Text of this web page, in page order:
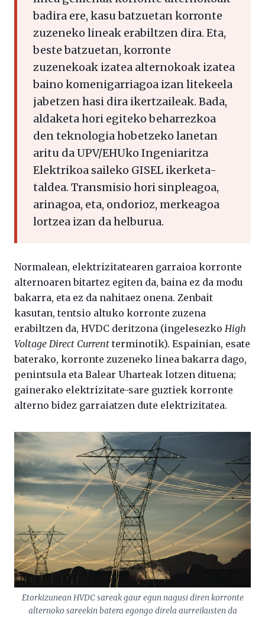
badira ere, kasu batzuetan korronte
zuzeneko lineak erabiltzen dira. Eta,
beste batzuetan, korronte
zuzenekoak izatea alternokoak izatea
baino komenigarriagoa izan litekeela
jabetzen hasi dira ikertzaileak. Bada,
aldaketa hori egiteko beharrezkoa
den teknologia hobetzeko lanetan
aritu da UPV/EHUko Ingeniaritza
Elektrikoa saileko GISEL ikerketa-
taldea. Transmisio hori sinpleagoa,
arinagoa, eta, ondorioz, merkeagoa
lortzea izan da helburua.
Normalean, elektrizitatearen garraioa korronte
alternoaren bitartez egiten da, baina ez da modu
bakarra, eta ez da nahitaez onena. Zenbait
kasutan, tentsio altuko korronte zuzena
erabiltzen da, HVDC deritzona (ingelesezko High
Voltage Direct Current terminotik). Espainian, esate
baterako, korronte zuzeneko linea bakarra dago,
penintsula eta Balear Uharteak lotzen dituena;
gainerako elektrizitate-sare guztiek korronte
alterno bidez garraiatzen dute elektrizitatea.
Etorkizunean HVDC sareak gaur egun nagusi diren korronte
alternoko sareekin batera egongo direla aurreikusten da